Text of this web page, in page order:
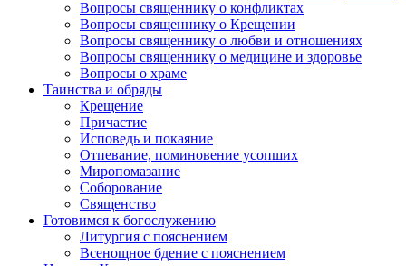
Вопросы священнику о конфликтах
Вопросы священнику о Крещении
Вопросы священнику о любви и отношениях
Вопросы священнику о медицине и здоровье
Вопросы о храме
Таинства и обряды
Крещение
Причастие
Исповедь и покаяние
Отпевание, поминовение усопших
Миропомазание
Соборование
Священство
Готовимся к богослужению
Литургия с пояснением
Всенощное бдение с пояснением